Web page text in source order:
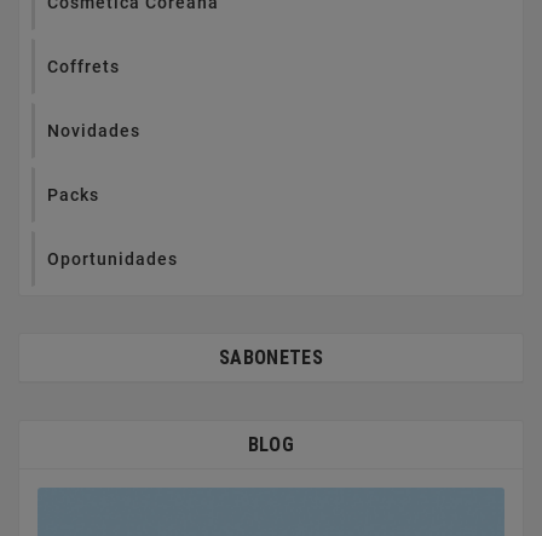
Coffrets
Novidades
Packs
Oportunidades
SABONETES
BLOG